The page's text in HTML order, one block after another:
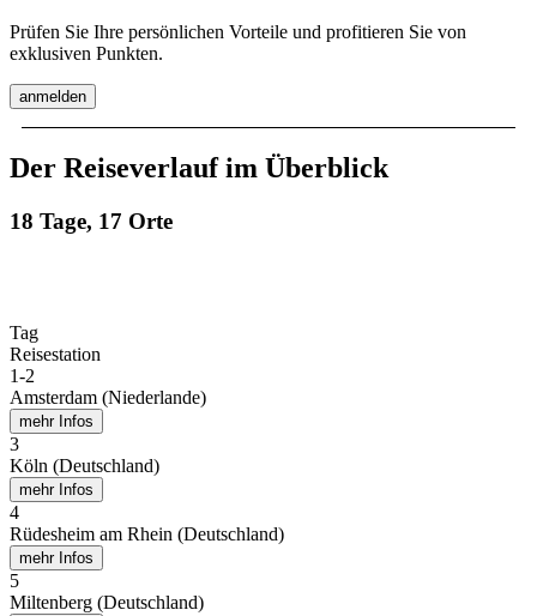
Prüfen Sie Ihre persönlichen Vorteile und profitieren Sie von
exklusiven Punkten.
anmelden
Der Reiseverlauf im Überblick
18 Tage, 17 Orte
Tag
Reisestation
1-2
Amsterdam (Niederlande)
mehr Infos
3
Köln (Deutschland)
mehr Infos
4
Rüdesheim am Rhein (Deutschland)
mehr Infos
5
Miltenberg (Deutschland)